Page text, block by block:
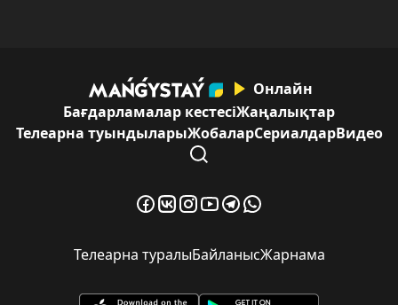
Онлайн
Бағдарламалар кестесіЖаңалықтар
Телеарна туындыларыЖобаларСериалдарВидео
Телеарна туралыБайланысЖарнама